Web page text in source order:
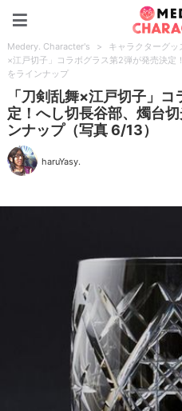
Medery. Character's > キャラクターグッ
×江戸切子」コラボグラス第2弾が発売決定
をラインナップ
「刀剣乱舞×江戸切子」
定！へし切長谷部、燭台
ンナップ（写真 6/13）
haruYasy.